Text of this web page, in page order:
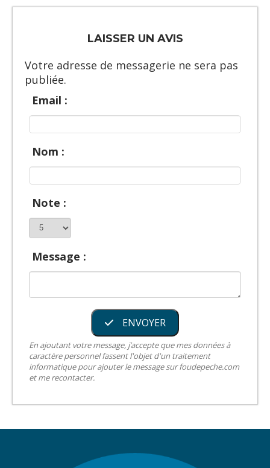
LAISSER UN AVIS
Votre adresse de messagerie ne sera pas
publiée.
Email :
Nom :
Note :
Message :
ENVOYER
En ajoutant votre message, j’accepte que mes données à
caractère personnel fassent l'objet d'un traitement
informatique pour ajouter le message sur foudepeche.com
et me recontacter.